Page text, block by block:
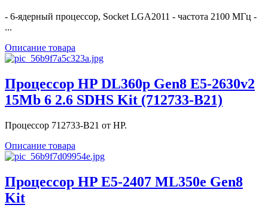
- 6-ядерный процессор, Socket LGA2011 - частота 2100 МГц -
...
Описание товара
Процессор HP DL360p Gen8 E5-2630v2
15Mb 6 2.6 SDHS Kit (712733-B21)
Процессор 712733-B21 от HP.
Описание товара
Процессор HP E5-2407 ML350e Gen8
Kit